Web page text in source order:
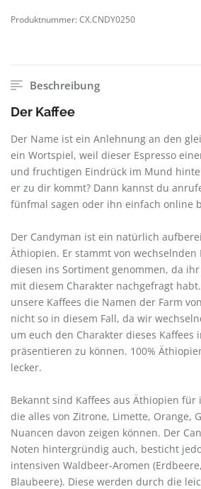
Produktnummer: CX.CNDY0250
Beschreibung
Der Kaffee
Der Name ist ein Anlehnung an den
ein Wortspiel, weil dieser Espresso
und fruchtigen Eindrück im Mund
er zu dir kommt? Dann kannst du
fünfmal sagen oder ihn einfach online
Der Candyman ist ein natürlich
Äthiopien. Er stammt von wechselnden
diesen ins Sortiment genommen, da
mit diesem Charakter nachgefragt
unsere Kaffees die Namen der Farm
nicht so in diesem Fall, da wir
um euch den Charakter dieses Kaffees
präsentieren zu können. 100%
lecker.
Bekannt sind Kaffees aus Äthiopien
die alles von Zitrone, Limette, Orange,
Nuancen davon zeigen können. Der
Noten hintergründig auch, besticht
intensiven Waldbeer-Aromen
Blaubeere). Diese werden durch die